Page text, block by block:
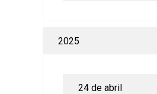
2025
24 de abril